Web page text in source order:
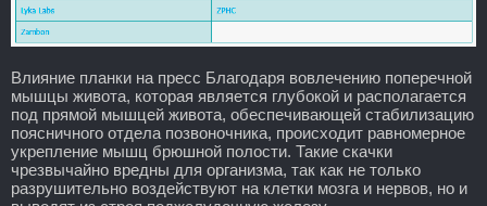
Влияние планки на пресс Благодаря вовлечению поперечной
мышцы живота, которая является глубокой и располагается
под прямой мышцей живота, обеспечивающей стабилизацию
поясничного отдела позвоночника, происходит равномерное
укрепление мышц брюшной полости. Такие скачки
чрезвычайно вредны для организма, так как не только
разрушительно воздействуют на клетки мозга и нервов, но и